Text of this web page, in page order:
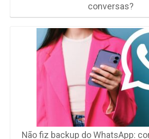
conversas?
Não fiz backup do WhatsApp: